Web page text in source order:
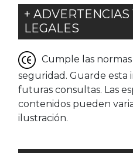
+ ADVERTENCIAS
LEGALES
Cumple las
seguridad. Guarde esta
futuras consultas. Las
contenidos pueden
ilustración.